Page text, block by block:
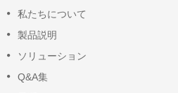
私たちについて
製品説明
ソリューション
Q&A集